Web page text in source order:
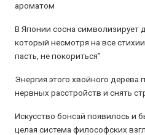
ароматом
В Японии сосна символизирует
который несмотря на все
пасть, не покориться”
Энергия этого хвойного
нервных расстройств и снять
Искусство бонсай появилось и
целая система философских